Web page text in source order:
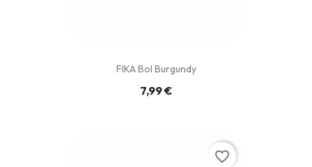
FIKA Bol Burgundy
7,99 €
favorite_border